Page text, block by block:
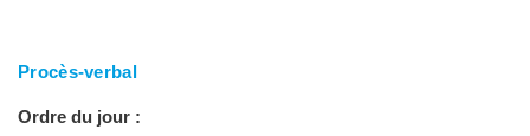
Procès-verbal
Ordre du jour :